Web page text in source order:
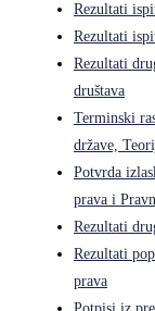
Rezultati
Rezultati
Rezultati
društava
Terminski
države,
Potvrda
prava i
Rezultati
Rezultati
prava